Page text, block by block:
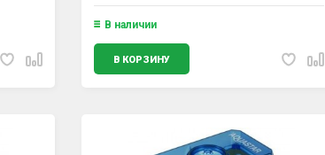
В наличии
В КОРЗИНУ